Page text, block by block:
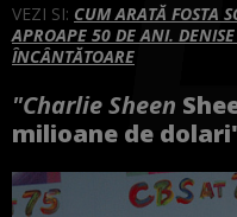
VEZI SI: CUM ARATĂ FOSTA
APROAPE 50 DE ANI.
ÎNCÂNTĂTOARE
"Charlie Sheen
milioane de